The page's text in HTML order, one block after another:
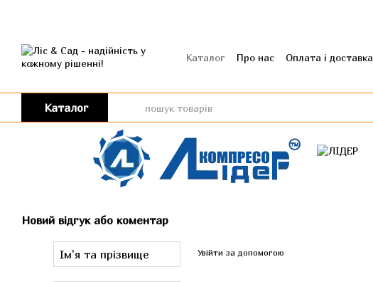
Каталог Про нас Оплата і доставка
Каталог
Новий відгук або коментар
Увійти за допомогою